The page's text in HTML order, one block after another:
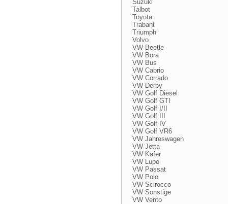
Suzuki
Talbot
Toyota
Trabant
Triumph
Volvo
VW Beetle
VW Bora
VW Bus
VW Cabrio
VW Corrado
VW Derby
VW Golf Diesel
VW Golf GTI
VW Golf I/II
VW Golf III
VW Golf IV
VW Golf VR6
VW Jahreswagen
VW Jetta
VW Käfer
VW Lupo
VW Passat
VW Polo
VW Scirocco
VW Sonstige
VW Vento